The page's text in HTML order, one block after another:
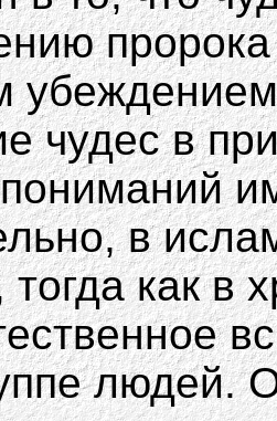
чудес в
в
как в
людей.